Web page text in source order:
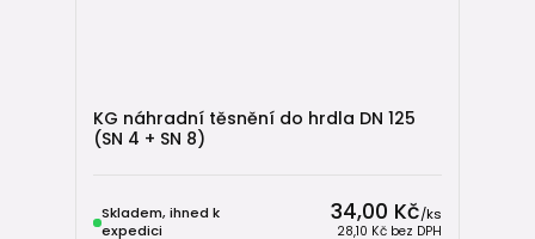
KG náhradní těsnění do hrdla DN 125
(SN 4 + SN 8)
34,00 Kč/ks
28,10 Kč bez DPH
Skladem, ihned k
expedici